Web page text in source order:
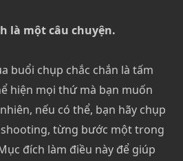
là một câu chuyện.
buổi chụp chắc chắn là tấm
hiện mọi thứ mà bạn muốn
nếu có thể, bạn hãy chụp
từng bước một trong
đích làm điều này để giúp